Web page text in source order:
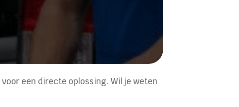
een directe oplossing. Wil je weten